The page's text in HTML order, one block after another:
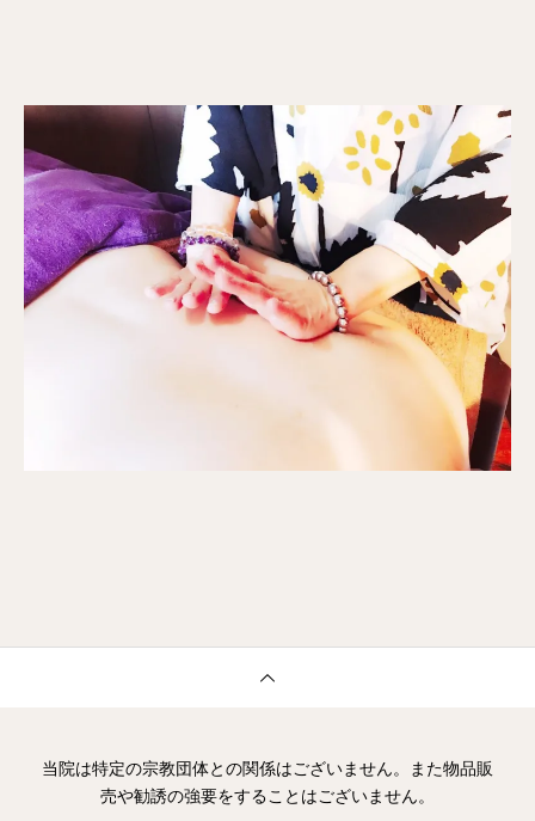
当院は特定の宗教団体との関係はございません。また物品販
売や勧誘の強要をすることはございません。